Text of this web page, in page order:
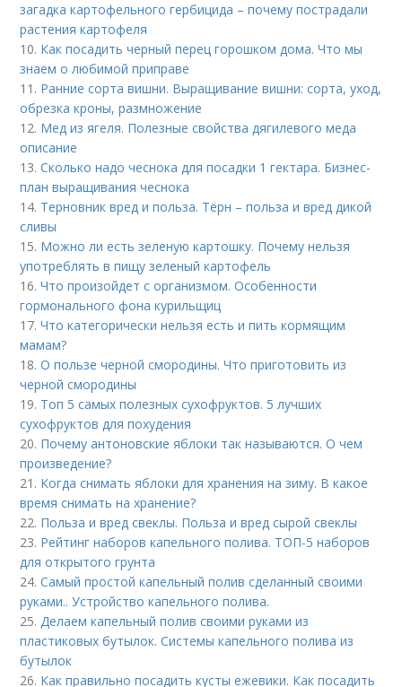
загадка картофельного гербицида – почему пострадали
растения картофеля
10. Как посадить черный перец горошком дома. Что мы
знаем о любимой приправе
11. Ранние сорта вишни. Выращивание вишни: сорта, уход,
обрезка кроны, размножение
12. Мед из ягеля. Полезные свойства дягилевого меда
описание
13.Сколько надо чеснока для посадки 1 гектара. Бизнес-
план выращивания чеснока
14. Терновник вред и польза. Тёрн – польза и вред дикой
сливы
15. Можно ли есть зеленую картошку. Почему нельзя
употреблять в пищу зеленый картофель
16.Что произойдет с организмом. Особенности
гормонального фона курильщиц
17.Что категорически нельзя есть и пить кормящим
мамам?
18.О пользе черной смородины. Что приготовить из
черной смородины
19. Топ 5 самых полезных сухофруктов. 5 лучших
сухофруктов для похудения
20. Почему антоновские яблоки так называются. О чем
произведение?
21. Когда снимать яблоки для хранения на зиму. В какое
время снимать на хранение?
22. Польза и вред свеклы. Польза и вред сырой свеклы
23. Рейтинг наборов капельного полива. ТОП-5 наборов
для открытого грунта
24.Самый простой капельный полив сделанный своими
руками.. Устройство капельного полива.
25.Делаем капельный полив своими руками из
пластиковых бутылок. Системы капельного полива из
бутылок
26. Как правильно посадить кусты ежевики. Как посадить